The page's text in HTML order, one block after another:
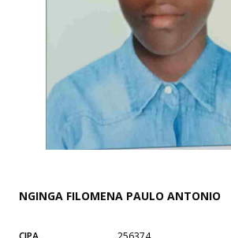
NGINGA FILOMENA PAULO ANTONIO